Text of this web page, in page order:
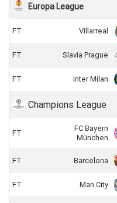
Europa League
FT Villarreal
FT Slavia Prague
FT Inter Milan
Champions League
FT
FC Bayern
München
FT Barcelona
FT Man City